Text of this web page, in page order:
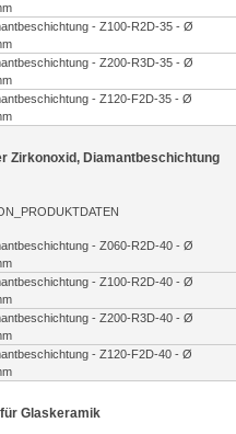
- Z100-R2D-35 - Ø
- Z200-R3D-35 - Ø
- Z120-F2D-35 - Ø
Zirkonoxid, Diamantbeschichtung
- Z060-R2D-40 - Ø
- Z100-R2D-40 - Ø
- Z200-R3D-40 - Ø
- Z120-F2D-40 - Ø
Glaskeramik